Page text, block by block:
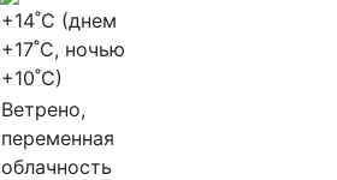
+14˚C (днем
+17˚C, ночью
+10˚C)
Ветрено,
переменная
облачность